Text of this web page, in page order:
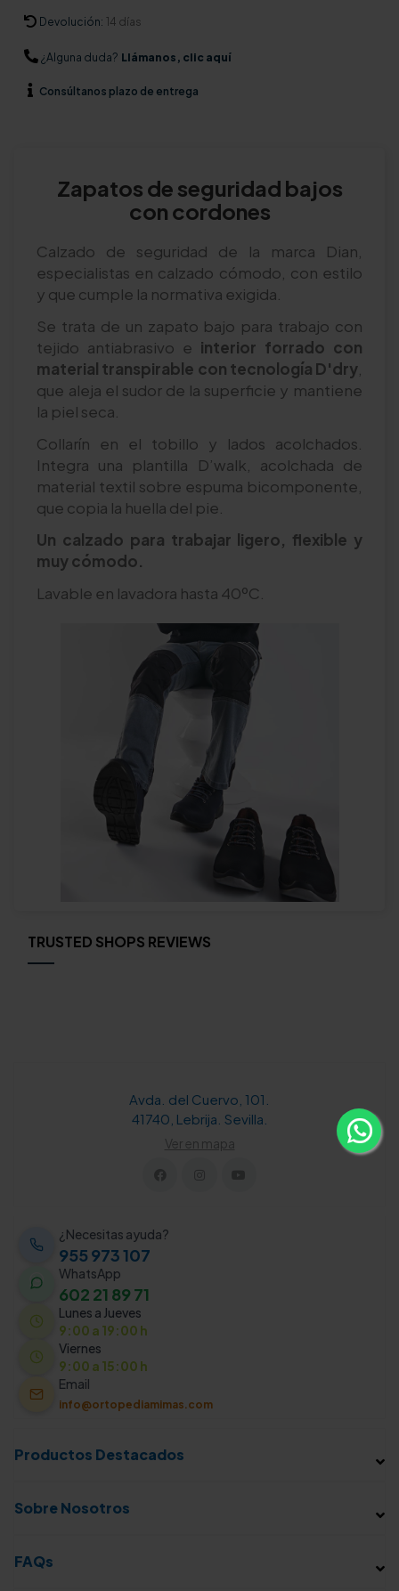
Devolución: 14 días
¿Alguna duda? Llámanos, clic aquí
Consúltanos plazo de entrega
Zapatos de seguridad bajos
con cordones
Calzado de seguridad de la marca Dian,
especialistas en calzado cómodo, con estilo
y que cumple la normativa exigida.
Se trata de un zapato bajo para trabajo con
tejido antiabrasivo e interior forrado con
material transpirable con tecnología D'dry,
que aleja el sudor de la superficie y mantiene
la piel seca.
Collarín en el tobillo y lados acolchados.
Integra una plantilla D’walk, acolchada de
material textil sobre espuma bicomponente,
que copia la huella del pie.
Un calzado para trabajar ligero, flexible y
muy cómodo.
Lavable en lavadora hasta 40ºC.
TRUSTED SHOPS REVIEWS
Avda. del Cuervo, 101.
41740, Lebrija. Sevilla.
Ver en mapa
¿Necesitas ayuda?
955 973 107
WhatsApp
602 21 89 71
Lunes a Jueves
9:00 a 19:00 h
Viernes
9:00 a 15:00 h
Email
info@ortopediamimas.com
Productos Destacados
Sobre Nosotros
FAQs